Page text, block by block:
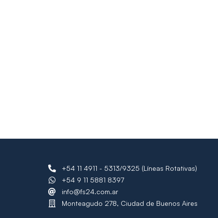
+54 11 4911 - 5313/9325 (Líneas Rotativas)
+54 9 11 5881 8397
info@fs24.com.ar
Monteagudo 278, Ciudad de Buenos Aires